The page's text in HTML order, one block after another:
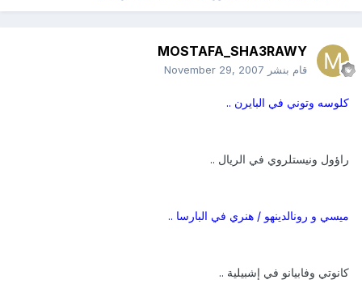
MOSTAFA_SHA3RAWY
قام بنشر November 29, 2007
كلوسه وتوني في البايرن ..
راؤول ونيستلروي في الريال ..
ميسي و رونالدينهو / هنري في البارسا ..
كانوتي وفابيانو في إشبيلية ..